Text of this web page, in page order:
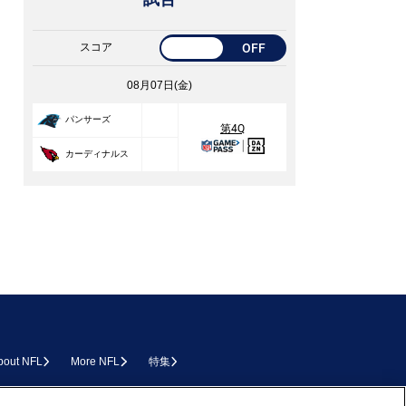
スコア OFF
08月07日(金)
パンサーズ
第4Q
カーディナルス
NFL More NFL 特集